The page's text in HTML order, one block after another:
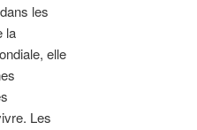
les
la
elle
Les